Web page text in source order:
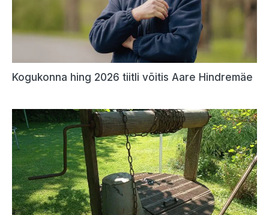
Kogukonna hing 2026 tiitli võitis Aare Hindremäe